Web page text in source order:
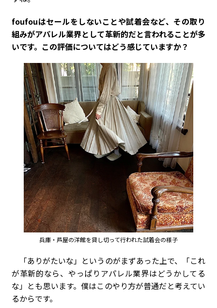
――foufouはセールをしないことや試着会など、その取り
組みがアパレル業界として革新的だと言われることが多
いです。この評価についてはどう感じていますか？
兵庫・芦屋の洋館を貸し切って行われた試着会の様子
「ありがたいな」というのがまずあった上で、「これ
が革新的なら、やっぱりアパレル業界はどうかしてる
な」とも思います。僕はこのやり方が普通だと考えてい
るからです。